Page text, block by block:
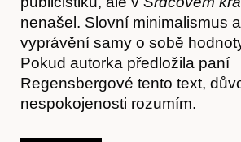
Obchod
nenašel. Slovní minimalismus
vyprávění samy o sobě
Pokud autorka předložila paní
Regensbergové tento text,
nespokojenosti rozumím.